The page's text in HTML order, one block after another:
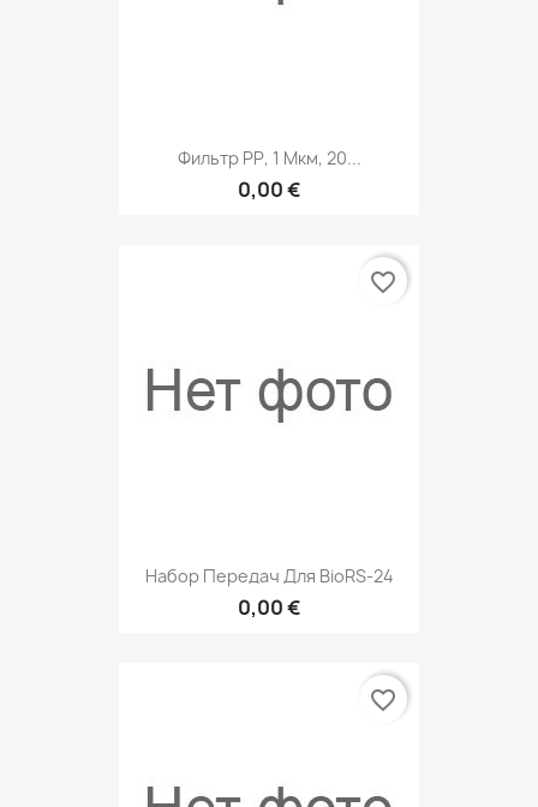
Фильтр РР, 1 Мкм, 20...
0,00 €
Набор Передач Для BioRS-24
0,00 €
favorite_border
favorite_border